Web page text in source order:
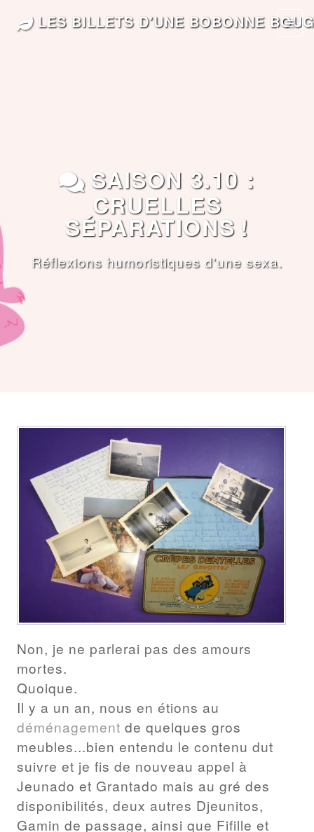
LES BILLETS D'UNE BOBONNE
SAISON 3.10 :
CRUELLES
SÉPARATIONS !
Réflexions humoristiques d'une sexa.
Non, je ne parlerai pas des amours
mortes.
Quoique.
Il y a un an, nous en étions au
déménagement de quelques gros
meubles...bien entendu le contenu dut
suivre et je fis de nouveau appel à
Jeunado et Grantado mais au gré des
disponibilités, deux autres Djeunitos,
Gamin de passage, ainsi que Fifille et